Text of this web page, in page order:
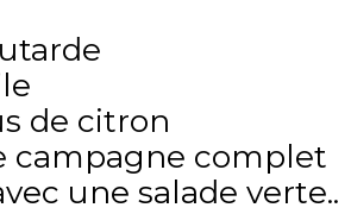
de citron
campagne complet
une salade verte..